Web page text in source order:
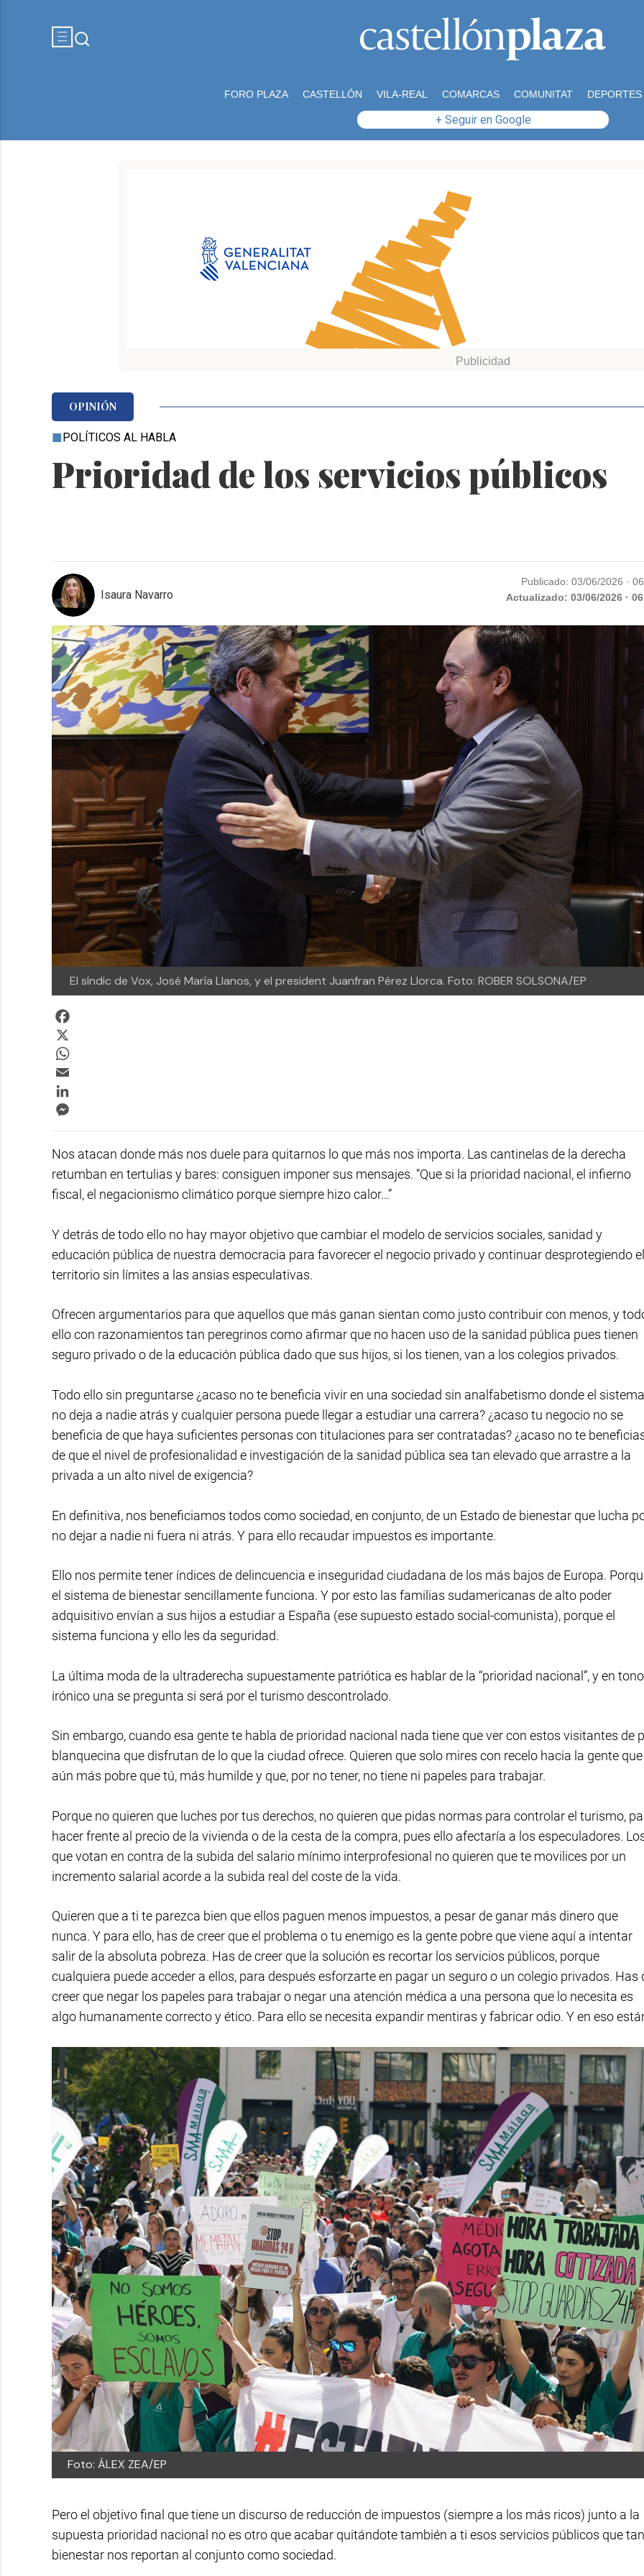
FORO PLAZA CASTELLÓN VILA-REAL COMARCAS COMUNITAT DEPORTES
+ Seguir en Google
Prioridad de los servicios públicos
OPINIÓN
POLÍTICOS AL HABLA
Isaura Navarro
Publicado: 03/06/2026 ·
Actualizado: 03/06/2026 ·
El síndic de Vox, José María Llanos, y el president Juanfran Pérez Llorca. Foto: ROBER SOLSONA/EP
Nos atacan donde más nos duele para quitarnos lo que más nos importa. Las cantinelas de la derecha
retumban en tertulias y bares: consiguen imponer sus mensajes. “Que si la prioridad nacional, el infierno
fiscal, el negacionismo climático porque siempre hizo calor…”
Y detrás de todo ello no hay mayor objetivo que cambiar el modelo de servicios sociales, sanidad y
educación pública de nuestra democracia para favorecer el negocio privado y continuar desprotegiendo el
territorio sin límites a las ansias especulativas.
Ofrecen argumentarios para que aquellos que más ganan sientan como justo contribuir con menos, y
ello con razonamientos tan peregrinos como afirmar que no hacen uso de la sanidad pública pues tienen
seguro privado o de la educación pública dado que sus hijos, si los tienen, van a los colegios privados.
Todo ello sin preguntarse ¿acaso no te beneficia vivir en una sociedad sin analfabetismo donde el sistema
no deja a nadie atrás y cualquier persona puede llegar a estudiar una carrera? ¿acaso tu negocio no se
beneficia de que haya suficientes personas con titulaciones para ser contratadas? ¿acaso no te
de que el nivel de profesionalidad e investigación de la sanidad pública sea tan elevado que arrastre a la
privada a un alto nivel de exigencia?
En definitiva, nos beneficiamos todos como sociedad, en conjunto, de un Estado de bienestar que lucha
no dejar a nadie ni fuera ni atrás. Y para ello recaudar impuestos es importante.
Ello nos permite tener índices de delincuencia e inseguridad ciudadana de los más bajos de Europa.
el sistema de bienestar sencillamente funciona. Y por esto las familias sudamericanas de alto poder
adquisitivo envían a sus hijos a estudiar a España (ese supuesto estado social-comunista), porque el
sistema funciona y ello les da seguridad.
La última moda de la ultraderecha supuestamente patriótica es hablar de la “prioridad nacional”, y en tono
irónico una se pregunta si será por el turismo descontrolado.
Sin embargo, cuando esa gente te habla de prioridad nacional nada tiene que ver con estos visitantes de
blanquecina que disfrutan de lo que la ciudad ofrece. Quieren que solo mires con recelo hacia la gente
aún más pobre que tú, más humilde y que, por no tener, no tiene ni papeles para trabajar.
Porque no quieren que luches por tus derechos, no quieren que pidas normas para controlar el turismo,
hacer frente al precio de la vivienda o de la cesta de la compra, pues ello afectaría a los especuladores.
que votan en contra de la subida del salario mínimo interprofesional no quieren que te movilices por un
incremento salarial acorde a la subida real del coste de la vida.
Quieren que a ti te parezca bien que ellos paguen menos impuestos, a pesar de ganar más dinero que
nunca. Y para ello, has de creer que el problema o tu enemigo es la gente pobre que viene aquí a intentar
salir de la absoluta pobreza. Has de creer que la solución es recortar los servicios públicos, porque
cualquiera puede acceder a ellos, para después esforzarte en pagar un seguro o un colegio privados. Has
creer que negar los papeles para trabajar o negar una atención médica a una persona que lo necesita es
algo humanamente correcto y ético. Para ello se necesita expandir mentiras y fabricar odio. Y en eso
Foto: ÁLEX ZEA/EP
Pero el objetivo final que tiene un discurso de reducción de impuestos (siempre a los más ricos) junto a la
supuesta prioridad nacional no es otro que acabar quitándote también a ti esos servicios públicos que
bienestar nos reportan al conjunto como sociedad.